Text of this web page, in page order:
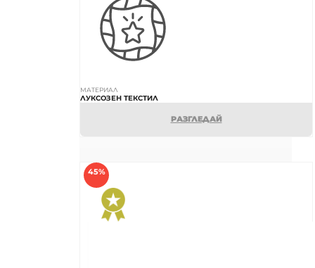
МАТЕРИАЛ
ЛУКСОЗЕН ТЕКСТИЛ
РАЗГЛЕДАЙ
45%